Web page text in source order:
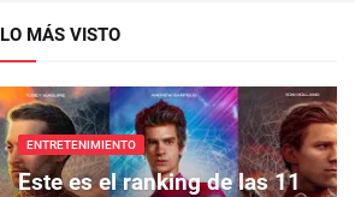
LO MÁS VISTO
ENTRETENIMIENTO
Este es el ranking de las 11